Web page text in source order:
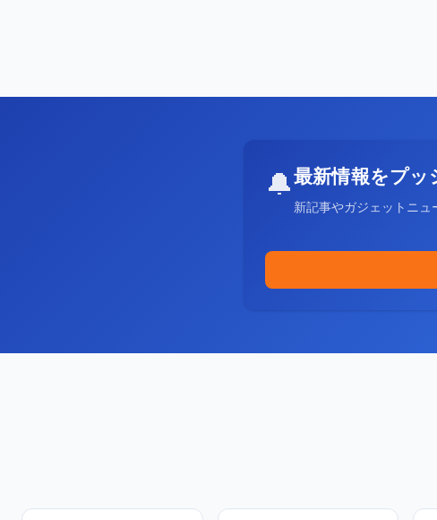
🔔最新情報をプッ
新記事やガジェットニュ